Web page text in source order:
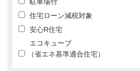
住宅ローン減税対象
安心R住宅
エコキューブ
（省エネ基準適合住宅）